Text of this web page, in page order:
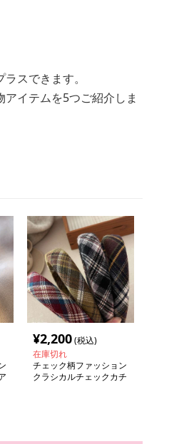
スできます。
イテムを5つご紹介しま
¥2,200(税込)
在庫切れ
チェック柄ファッション
クラシカルチェックカチ